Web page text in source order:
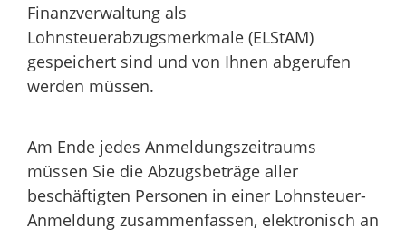
Finanzverwaltung als
Lohnsteuerabzugsmerkmale (ELStAM)
gespeichert sind und von Ihnen abgerufen
werden müssen.
Am Ende jedes Anmeldungszeitraums
müssen Sie die Abzugsbeträge aller
beschäftigten Personen in einer Lohnsteuer-
Anmeldung zusammenfassen, elektronisch an